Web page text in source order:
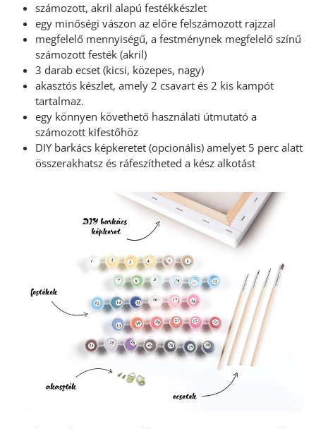
számozott, akril alapú festékkészlet
egy minőségi vászon az előre felszámozott rajzzal
megfelelő mennyiségű, a festménynek megfelelő színű
számozott festék (akril)
3 darab ecset (kicsi, közepes, nagy)
akasztós készlet, amely 2 csavart és 2 kis kampót
tartalmaz.
egy könnyen követhető használati útmutató a
számozott kifestőhöz
DIY barkács képkeretet (opcionális) amelyet 5 perc alatt
összerakhatsz és ráfeszítheted a kész alkotást